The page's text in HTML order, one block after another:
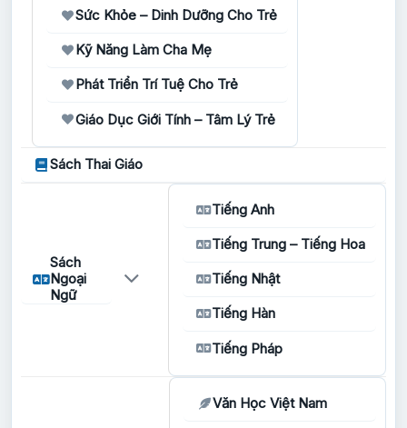
Sức Khỏe – Dinh Dưỡng Cho Trẻ
Kỹ Năng Làm Cha Mẹ
Phát Triển Trí Tuệ Cho Trẻ
Giáo Dục Giới Tính – Tâm Lý Trẻ
Sách Thai Giáo
Sách
Ngoại
Ngữ
Tiếng Anh
Tiếng Trung – Tiếng Hoa
Tiếng Nhật
Tiếng Hàn
Tiếng Pháp
Văn Học Việt Nam